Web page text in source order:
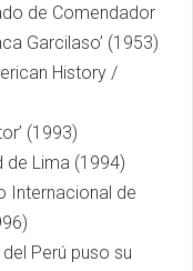
de Comendador
Garcilaso’ (1953)
History /
(1993)
de Lima (1994)
Internacional de
Perú puso su